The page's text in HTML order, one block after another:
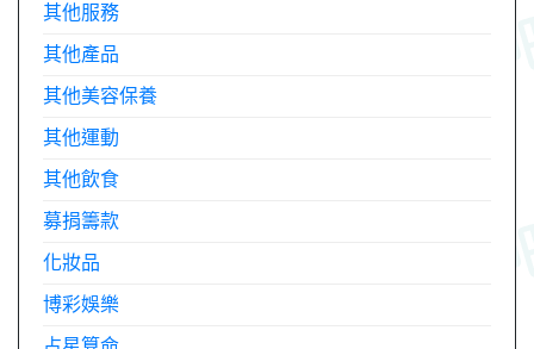
其他服務
其他產品
其他美容保養
其他運動
其他飲食
募捐籌款
化妝品
博彩娛樂